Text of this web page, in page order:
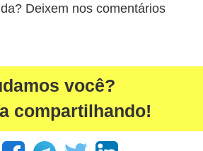
Deixem nos comentários
você?
compartilhando!